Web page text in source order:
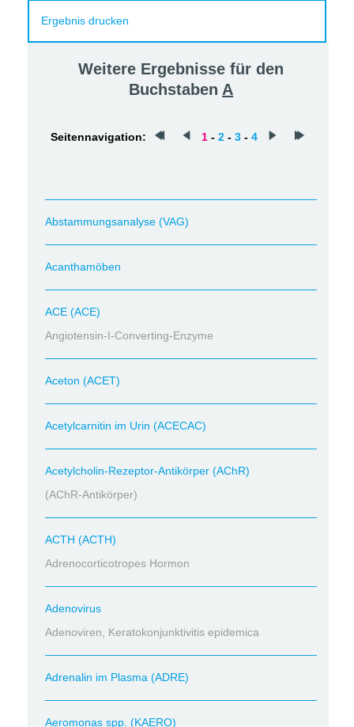
Ergebnis drucken
Weitere Ergebnisse für den
Buchstaben A
Seitennavigation: 1 - 2 - 3 - 4
Abstammungsanalyse (VAG)
Acanthamöben
ACE (ACE)
Angiotensin-I-Converting-Enzyme
Aceton (ACET)
Acetylcarnitin im Urin (ACECAC)
Acetylcholin-Rezeptor-Antikörper (AChR)
(AChR-Antikörper)
ACTH (ACTH)
Adrenocorticotropes Hormon
Adenovirus
Adenoviren, Keratokonjunktivitis epidemica
Adrenalin im Plasma (ADRE)
Aeromonas spp. (KAERO)